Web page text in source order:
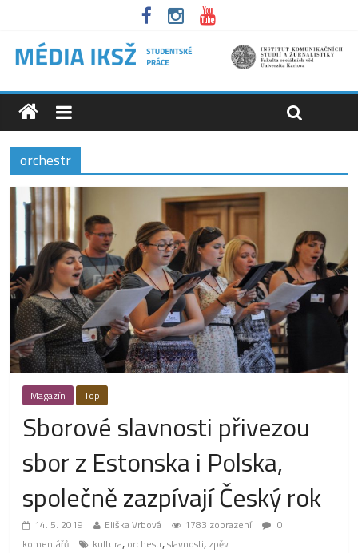
orchestr
Magazín Top
Sborové slavnosti přivezou
sbor z Estonska i Polska,
společně zazpívají Český rok
14. 5. 2019 Eliška Vrbová 1783 zobrazení
0
komentářů
kultura, orchestr,slavnosti, zpěv